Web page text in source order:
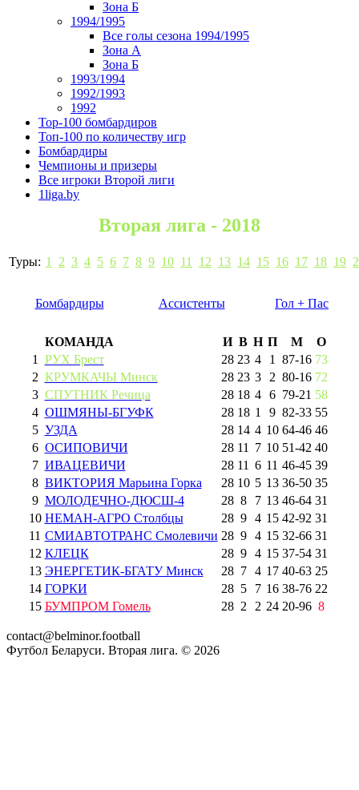
Зона Б
1994/1995
Все голы сезона 1994/1995
Зона А
Зона Б
1993/1994
1992/1993
1992
Top-100 бомбардиров
Топ-100 по количеству игр
Бомбардиры
Чемпионы и призеры
Все игроки Второй лиги
1liga.by
Вторая лига - 2018
Туры: 1 2 3 4 5 6 7 8 9 10 11 12 13 14 15 16 17 18 19
Бомбардиры Ассистенты Гол + Пас
КОМАНДА И В Н П М
О
1
РУХ Брест 28 23 4 1 87-16 73
2 КРУМКАЧЫ Минск 28 23 3 2 80-16 72
3 СПУТНИК Речица 28 18 4 6 79-21 58
4 ОШМЯНЫ-БГУФК 28 18 1 9 82-33 55
5 УЗДА 28 14 4 10 64-46 46
6 ОСИПОВИЧИ 28 11 7 10 51-42 40
7 ИВАЦЕВИЧИ 28 11 6 11 46-45 39
8 ВИКТОРИЯ Марьина Горка 28 10 5 13 36-50 35
9 МОЛОДЕЧНО-ДЮСШ-4 28 8 7 13 46-64 31
10 НЕМАН-АГРО Столбцы 28 9 4 15 42-92 31
11 СМИАВТОТРАНС Смолевичи 28 9 4 15 32-66 31
12 КЛЕЦК 28 9 4 15 37-54 31
13 ЭНЕРГЕТИК-БГАТУ Минск 28 7 4 17 40-63 25
14 ГОРКИ 28 5 7 16 38-76 22
15 БУМПРОМ Гомель 28 2 2 24 20-96 8
contact@belminor.football
Футбол Беларуси. Вторая лига. © 2026